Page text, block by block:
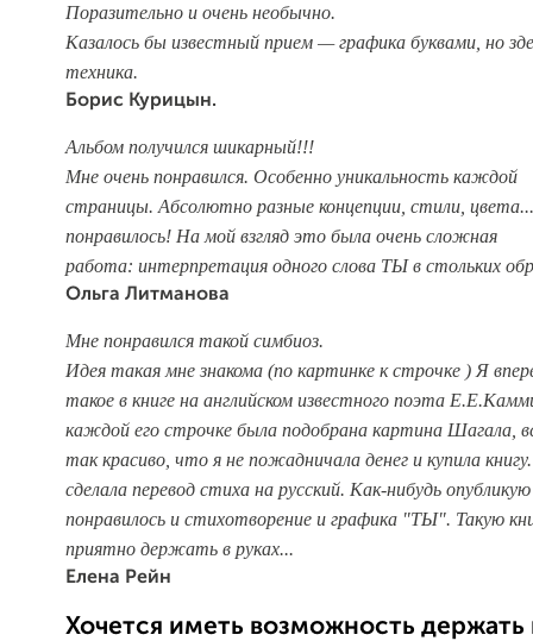
Поразительно и очень необычно.
Казалось бы известный прием — графика буквами, но
техника.
Борис Курицын.
Альбом получился шикарный!!!
Мне очень понравился. Особенно уникальность каждой
страницы. Абсолютно разные концепции, стили,
понравилось! На мой взгляд это была очень сложная
работа: интерпретация одного слова ТЫ в стольких
Ольга Литманова
Мне понравился такой симбиоз.
Идея такая мне знакома (по картинке к строчке ) Я
такое в книге на английском известного поэта
каждой его строчке была подобрана картина Шагала,
так красиво, что я не пожадничала денег и купила
сделала перевод стиха на русский. Как-нибудь
понравилось и стихотворение и графика "ТЫ". Такую
приятно держать в руках...
Елена Рейн
Хочется иметь возможность держать